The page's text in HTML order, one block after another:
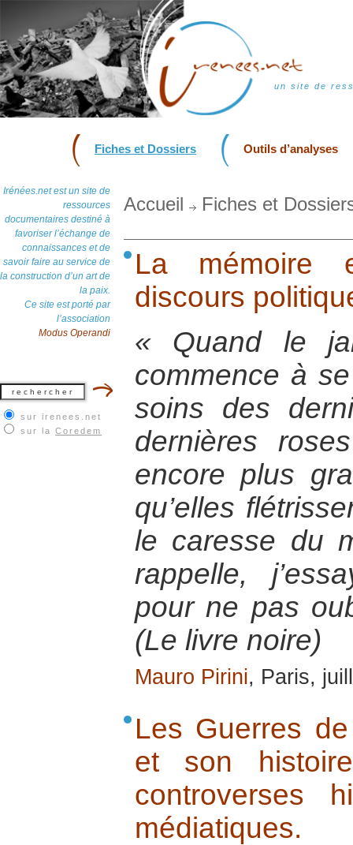
un site de
Fiches et Dossiers Outils d’analyses
Irénées.net est un site de
ressources
documentaires destiné à
favoriser l’échange de
connaissances et de
savoir faire au service de
la construction d’un art de
la paix.
Ce site est porté par
l’association
Modus Operandi
sur irenees.net
sur la Coredem
Accueil Fiches et
La mémoire
discours
« Quand le
commence à
soins des
dernières
encore plus
qu’elles
le caresse du
rappelle,
pour ne pas
(Le livre noire)
Mauro Pirini, Paris,
Les Guerres
et son
controverses
médiatiques.